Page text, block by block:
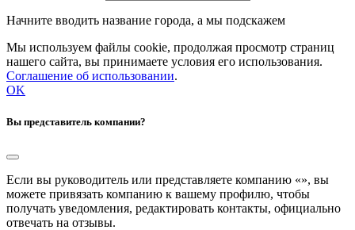
Начните вводить название города, а мы подскажем
Мы используем файлы cookie, продолжая просмотр страниц
нашего сайта, вы принимаете условия его использования.
Соглашение об использовании.
OK
Вы представитель компании?
Если вы руководитель или представляете компанию «», вы
можете привязать компанию к вашему профилю, чтобы
получать уведомления, редактировать контакты, официально
отвечать на отзывы.